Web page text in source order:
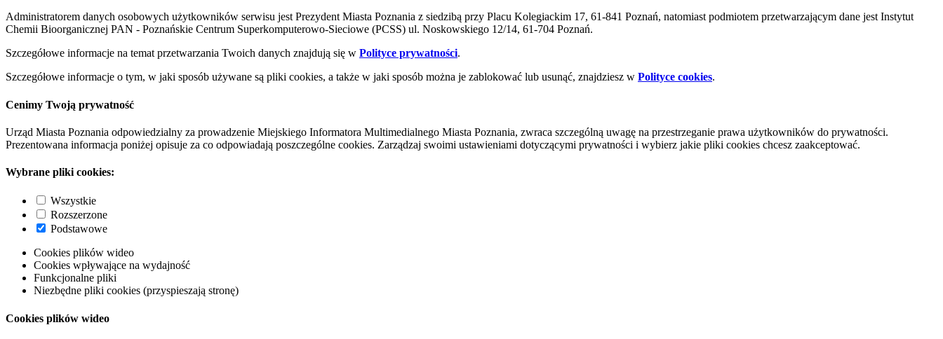
Administratorem danych osobowych użytkowników serwisu jest Prezydent Miasta Poznania z siedzibą przy Placu Kolegiackim 17, 61-841 Poznań, natomiast podmiotem przetwarzającym dane jest Instytut
Chemii Bioorganicznej PAN - Poznańskie Centrum Superkomputerowo-Sieciowe (PCSS) ul. Noskowskiego 12/14, 61-704 Poznań.
Szczegółowe informacje na temat przetwarzania Twoich danych znajdują się w Polityce prywatności.
Szczegółowe informacje o tym, w jaki sposób używane są pliki cookies, a także w jaki sposób można je zablokować lub usunąć, znajdziesz w Polityce cookies.
Cenimy Twoją prywatność
Urząd Miasta Poznania odpowiedzialny za prowadzenie Miejskiego Informatora Multimedialnego Miasta Poznania, zwraca szczególną uwagę na przestrzeganie prawa użytkowników do prywatności.
Prezentowana informacja poniżej opisuje za co odpowiadają poszczególne cookies. Zarządzaj swoimi ustawieniami dotyczącymi prywatności i wybierz jakie pliki cookies chcesz zaakceptować.
Wybrane pliki cookies:
Wszystkie
Rozszerzone
Podstawowe
Cookies plików wideo
Cookies wpływające na wydajność
Funkcjonalne pliki
Niezbędne pliki cookies (przyspieszają stronę)
Cookies plików wideo